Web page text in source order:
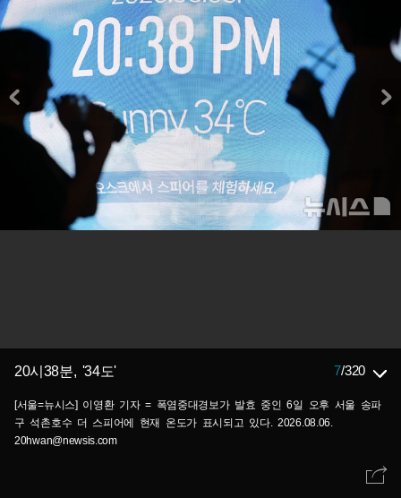
20시38분, '34도' 7/320
[서울=뉴시스] 이영환 기자 = 폭염중대경보가 발효 중인 6일 오후 서울 송파
구 석촌호수 더 스피어에 현재 온도가 표시되고 있다. 2026.08.06.
20hwan@newsis.com